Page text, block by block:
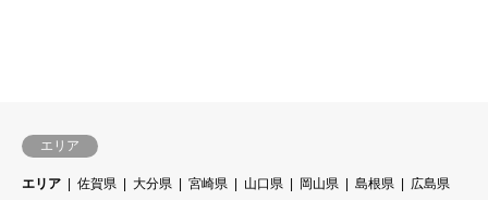
エリア
エリア 佐賀県 大分県 宮崎県 山口県 岡山県 島根県
広島県